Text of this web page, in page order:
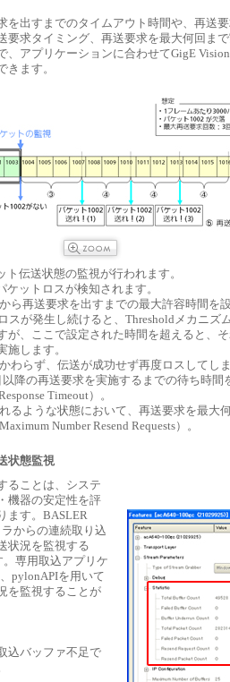
を出すまでのタイムアウト時間や、再送
要求タイミング、再送要求を最大何回ま
、アプリケーションに合わせてGigE
ます。
伝送状態の監視が行われます。
ットロスが検知されます。
再送要求を出すまでの最大許容時間を
スが発生し続けると、Thresholdメカニズ
が、ここで設定された時間を超えると、
施します。
らず、伝送が成功せず再度ロスしてし
降の再送要求を実施するまでの待ち時間
Timeout）。
ような状態において、再送要求を最大
Number Resend Requests）。
状態監視
ることは、システ
機器の安定性を評
ます。BASLER
からの連続取り込
状況を監視する
専用取込アプリケ
pylonAPIを用いて
を監視することが
込バッファ不足で